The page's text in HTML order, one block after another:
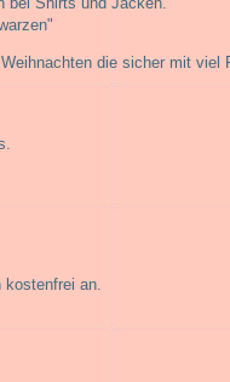
die sicher mit viel
an.